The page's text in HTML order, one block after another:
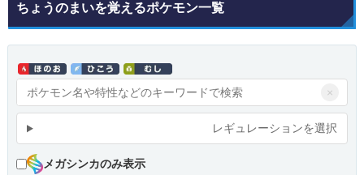
ちょうのまいを覚えるポケモン一覧
×
レギュレーションを選択
メガシンカのみ表示